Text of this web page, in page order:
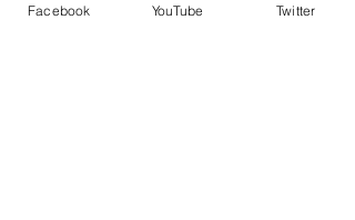
Facebook YouTube Twitter